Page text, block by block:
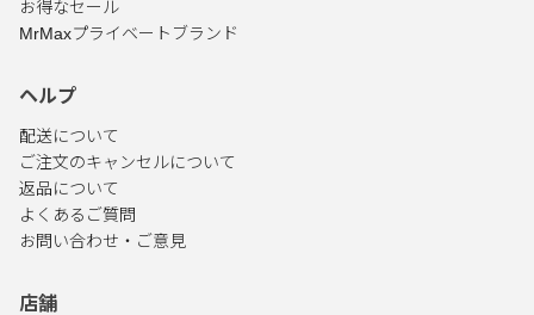
お得なセール
MrMaxプライベートブランド
ヘルプ
配送について
ご注文のキャンセルについて
返品について
よくあるご質問
お問い合わせ・ご意見
店舗